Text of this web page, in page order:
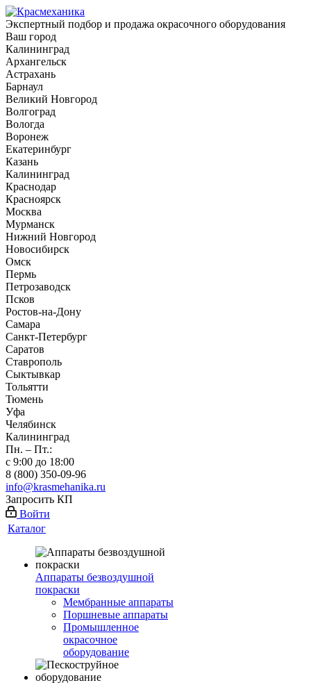
Экспертный подбор и продажа окрасочного оборудования
Ваш город
Калининград
Архангельск
Астрахань
Барнаул
Великий Новгород
Волгоград
Вологда
Воронеж
Екатеринбург
Казань
Калининград
Краснодар
Красноярск
Москва
Мурманск
Нижний Новгород
Новосибирск
Омск
Пермь
Петрозаводск
Псков
Ростов-на-Дону
Самара
Санкт-Петербург
Саратов
Ставрополь
Сыктывкар
Тольятти
Тюмень
Уфа
Челябинск
Калининград
Пн. – Пт.:
с 9:00 до 18:00
8 (800) 350-09-96
info@krasmehanika.ru
Запросить КП
Войти
Каталог
Аппараты безвоздушной
покраски
Мембранные аппараты
Поршневые аппараты
Промышленное
окрасочное
оборудование